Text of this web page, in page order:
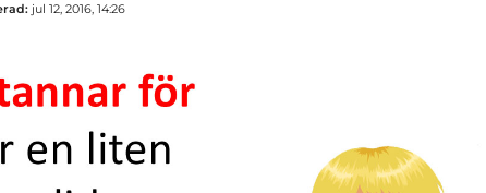
jul 12, 2016, 14:26